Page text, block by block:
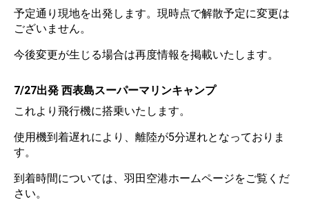
予定通り現地を出発します。現時点で解散予定に変更は
ございません。
今後変更が生じる場合は再度情報を掲載いたします。
7/27出発 西表島スーパーマリンキャンプ
これより飛行機に搭乗いたします。
使用機到着遅れにより、離陸が5分遅れとなっておりま
す。
到着時間については、羽田空港ホームページをご覧くだ
さい。